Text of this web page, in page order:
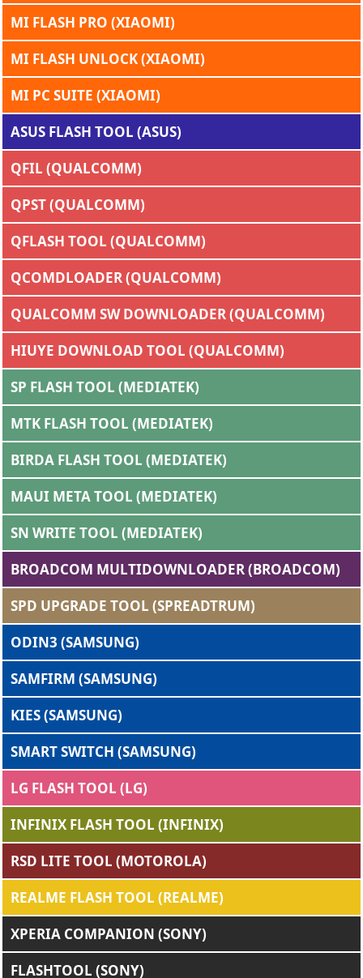
MI FLASH PRO (XIAOMI)
MI FLASH UNLOCK (XIAOMI)
MI PC SUITE (XIAOMI)
ASUS FLASH TOOL (ASUS)
QFIL (QUALCOMM)
QPST (QUALCOMM)
QFLASH TOOL (QUALCOMM)
QCOMDLOADER (QUALCOMM)
QUALCOMM SW DOWNLOADER (QUALCOMM)
HIUYE DOWNLOAD TOOL (QUALCOMM)
SP FLASH TOOL (MEDIATEK)
MTK FLASH TOOL (MEDIATEK)
BIRDA FLASH TOOL (MEDIATEK)
MAUI META TOOL (MEDIATEK)
SN WRITE TOOL (MEDIATEK)
BROADCOM MULTIDOWNLOADER (BROADCOM)
SPD UPGRADE TOOL (SPREADTRUM)
ODIN3 (SAMSUNG)
SAMFIRM (SAMSUNG)
KIES (SAMSUNG)
SMART SWITCH (SAMSUNG)
LG FLASH TOOL (LG)
INFINIX FLASH TOOL (INFINIX)
RSD LITE TOOL (MOTOROLA)
REALME FLASH TOOL (REALME)
XPERIA COMPANION (SONY)
FLASHTOOL (SONY)